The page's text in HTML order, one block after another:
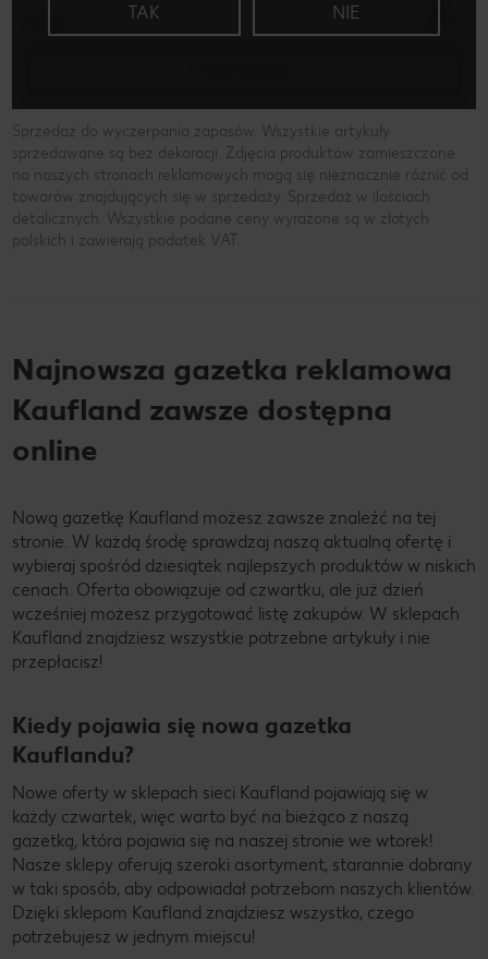
TAK NIE
Sprzedaż do wyczerpania zapasów. Wszystkie artykuły
sprzedawane są bez dekoracji. Zdjęcia produktów zamieszczone
na naszych stronach reklamowych mogą się nieznacznie różnić od
towarów znajdujących się w sprzedaży. Sprzedaż w ilościach
detalicznych. Wszystkie podane ceny wyrażone są w złotych
polskich i zawierają podatek VAT.
Najnowsza gazetka reklamowa
Kaufland zawsze dostępna
online
Nową gazetkę Kaufland możesz zawsze znaleźć na tej
stronie. W każdą środę sprawdzaj naszą aktualną ofertę i
wybieraj spośród dziesiątek najlepszych produktów w niskich
cenach. Oferta obowiązuje od czwartku, ale już dzień
wcześniej możesz przygotować listę zakupów. W sklepach
Kaufland znajdziesz wszystkie potrzebne artykuły i nie
przepłacisz!
Kiedy pojawia się nowa gazetka
Kauflandu?
Nowe oferty w sklepach sieci Kaufland pojawiają się w
każdy czwartek, więc warto być na bieżąco z naszą
gazetką, która pojawia się na naszej stronie we wtorek!
Nasze sklepy oferują szeroki asortyment, starannie dobrany
w taki sposób, aby odpowiadał potrzebom naszych klientów.
Dzięki sklepom Kaufland znajdziesz wszystko, czego
potrzebujesz w jednym miejscu!